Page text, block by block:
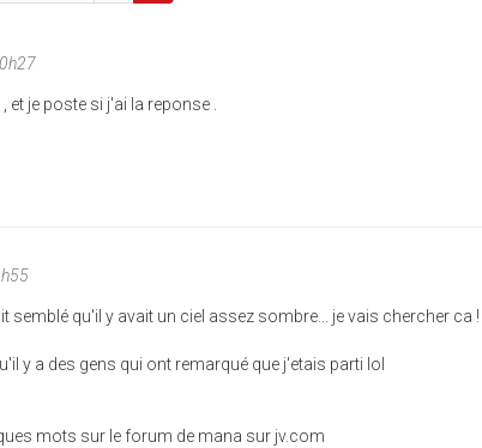
et je poste si j'ai la reponse .
semblé qu'il y avait un ciel assez sombre... je vais chercher ca !
y a des gens qui ont remarqué que j'etais parti lol
mots sur le forum de mana sur jv.com